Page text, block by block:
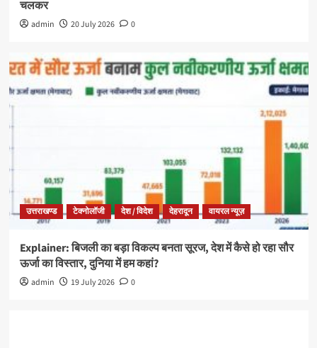
चलकर
admin 20 July 2026 0
उत्तराखण्ड टेक्नोलॉजी देश / विदेश देहरादून वायरल न्यूज़
Explainer: बिजली का बड़ा विकल्प बनता सूरज, देश में कैसे हो रहा सौर
ऊर्जा का विस्तार, दुनिया में हम कहां?
admin 19 July 2026 0